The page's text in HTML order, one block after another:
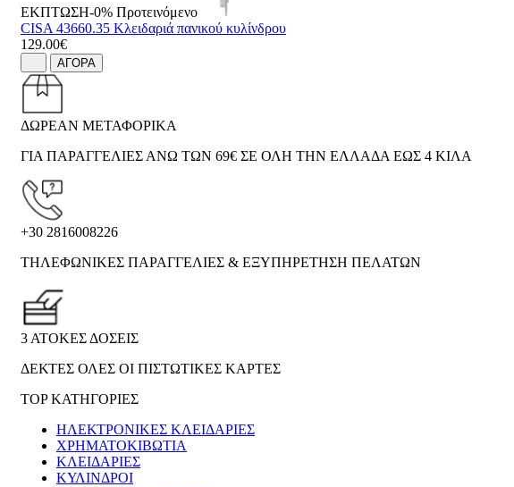
ΕΚΠΤΩΣΗ-0% Προτεινόμενο
CISA 43660.35 Κλειδαριά πανικού κυλίνδρου
129.00€
ΑΓΟΡΑ
ΔΩΡΕΑΝ ΜΕΤΑΦΟΡΙΚΑ
ΓΙΑ ΠΑΡΑΓΓΕΛΙΕΣ ΑΝΩ ΤΩΝ 69€ ΣΕ ΟΛΗ ΤΗΝ ΕΛΛΑΔΑ ΕΩΣ 4 ΚΙΛΑ
+30 2816008226
ΤΗΛΕΦΩΝΙΚΕΣ ΠΑΡΑΓΓΕΛΙΕΣ & ΕΞΥΠΗΡΕΤΗΣΗ ΠΕΛΑΤΩΝ
3 ΑΤΟΚΕΣ ΔΟΣΕΙΣ
ΔΕΚΤΕΣ ΟΛΕΣ ΟΙ ΠΙΣΤΩΤΙΚΕΣ ΚΑΡΤΕΣ
TOP ΚΑΤΗΓΟΡΙΕΣ
ΗΛΕΚΤΡΟΝΙΚΈΣ ΚΛΕΙΔΑΡΙΈΣ
ΧΡΗΜΑΤΟΚΙΒΏΤΙΑ
ΚΛΕΙΔΑΡΙΈΣ
ΚΎΛΙΝΔΡΟΙ